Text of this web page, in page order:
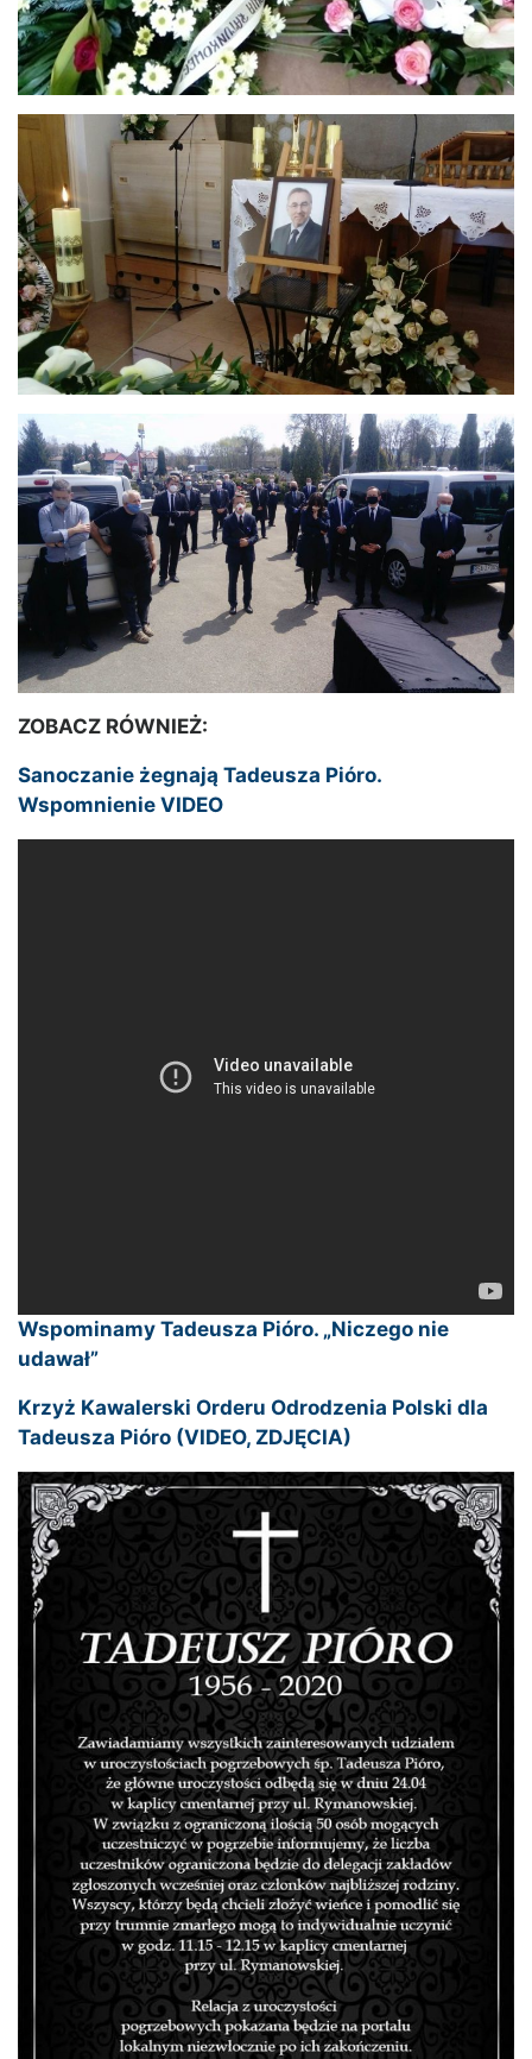
ZOBACZ RÓWNIEŻ:
Sanoczanie żegnają Tadeusza Pióro.
Wspomnienie VIDEO
Wspominamy Tadeusza Pióro. „Niczego nie
udawał”
Krzyż Kawalerski Orderu Odrodzenia Polski dla
Tadeusza Pióro (VIDEO, ZDJĘCIA)